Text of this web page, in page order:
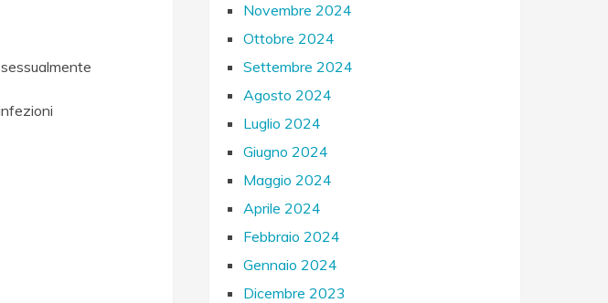
Novembre 2024
Ottobre 2024
Settembre 2024
Agosto 2024
Luglio 2024
Giugno 2024
Maggio 2024
Aprile 2024
Febbraio 2024
Gennaio 2024
Dicembre 2023